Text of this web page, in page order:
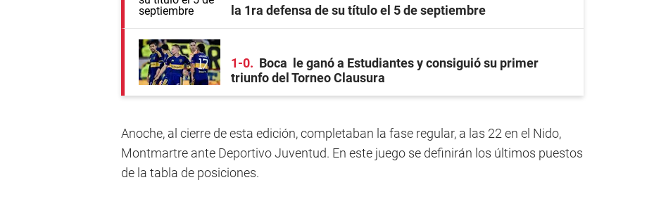
la 1ra defensa de su título el 5 de septiembre
1-0
Boca le ganó a Estudiantes y consiguió su primer
triunfo del Torneo Clausura
Anoche, al cierre de esta edición, completaban la fase regular, a las 22 en el Nido,
Montmartre ante Deportivo Juventud. En este juego se definirán los últimos puestos
de la tabla de posiciones.